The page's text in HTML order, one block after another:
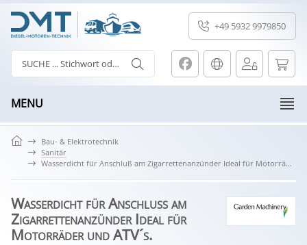
+49 5932 9979850
MENU
Bau- & Elektrotechnik
Sanitär
Wasserdicht für Anschluß am Zigarrettenanzünder Ideal für Motorräder und ATV´s.
Wasserdicht für Anschluß am
Zigarrettenanzünder Ideal für
Motorräder und ATV´s.